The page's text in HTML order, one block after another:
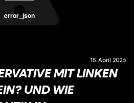
error_json
15. April 2026
MIT LINKEN
UND WIE